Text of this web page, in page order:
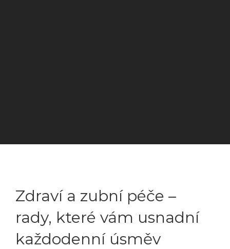
Zdraví a zubní péče –
rady, které vám usnadní
každodenní úsměv